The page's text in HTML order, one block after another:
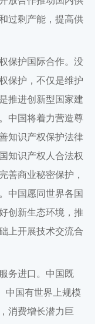
过剩产能，提高供
保护国际合作。没
保护，不仅是维护
推进创新型国家建
中国将着力营造尊
知识产权保护法律
知识产权人合法权
善商业秘密保护，
中国愿同世界各国
创新生态环境，推
上开展技术交流合
务进口。中国既
中国有世界上规模
消费增长潜力巨